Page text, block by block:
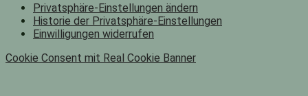
Privatsphäre-Einstellungen ändern
Historie der Privatsphäre-Einstellungen
Einwilligungen widerrufen
Cookie Consent mit Real Cookie Banner